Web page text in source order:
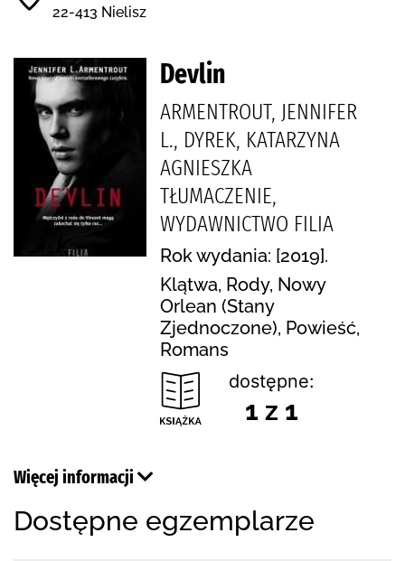
22-413 Nielisz
Devlin
ARMENTROUT, JENNIFER
L., DYREK, KATARZYNA
AGNIESZKA
TŁUMACZENIE,
WYDAWNICTWO FILIA
Rok wydania: [2019].
Klątwa, Rody, Nowy
Orlean (Stany
Zjednoczone), Powieść,
Romans
dostępne:
1 z 1
Więcej informacji
Dostępne egzemplarze